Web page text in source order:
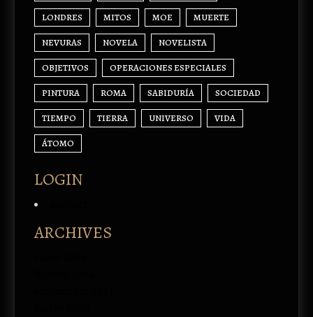
LONDRES MITOS MOE MUERTE
NEVURAS NOVELA NOVELISTA
OBJETIVOS OPERACIONES ESPECIALES
PINTURA ROMA SABIDURÍA SOCIEDAD
TIEMPO TIERRA UNIVERSO VIDA
ÁTOMO
LOGIN
ARCHIVES